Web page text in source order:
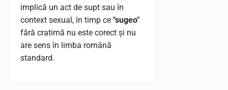
implică un act de supt sau în
context sexual, în timp ce "sugeo"
fără cratimă nu este corect și nu
are sens în limba română
standard.